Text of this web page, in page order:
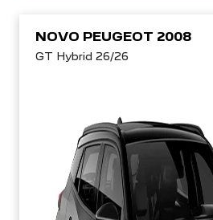
NOVO PEUGEOT 2008
GT Hybrid 26/26